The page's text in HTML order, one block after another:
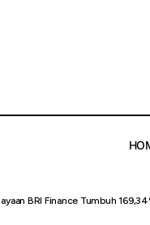
Uncategorized
BRI Finance Tumbuh